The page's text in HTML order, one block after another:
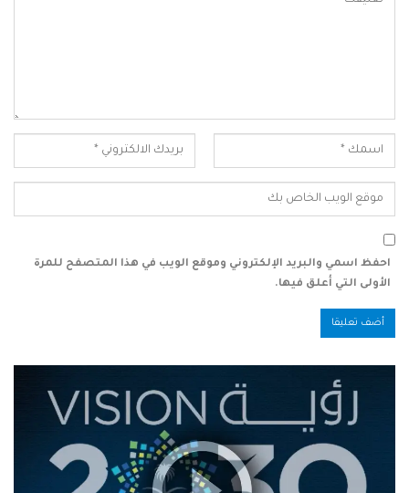
احفظ اسمي والبريد الإلكتروني وموقع الويب في هذا المتصفح للمرة
الأولى التي أعلق فيها.